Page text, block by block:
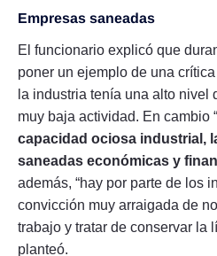
Empresas saneadas
El funcionario explicó que
poner un ejemplo de una
la industria tenía una alto nivel
muy baja actividad. En cambio “
capacidad ociosa industrial,
saneadas económicas y
además, “hay por parte de los
convicción muy arraigada de
trabajo y tratar de conservar la
planteó.